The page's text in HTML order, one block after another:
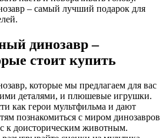
– самый лучший подарок для
динозавр –
стоит купить
которые мы предлагаем для вас
деталями, и плюшевые игрушки.
как герои мультфильма и дают
познакомиться с миром динозавров
к доисторическим животным.